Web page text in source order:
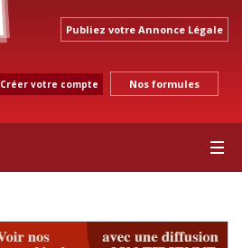
Publiez votre Annonce Légale
Créer votre compte Nos formules